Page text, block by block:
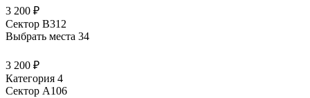
3 200 ₽
Сектор В312
Выбрать места 34
3 200 ₽
Категория 4
Сектор А106